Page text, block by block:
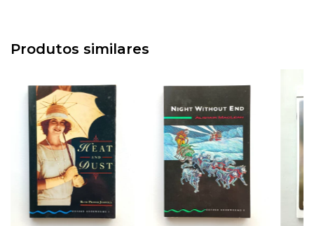
Produtos similares